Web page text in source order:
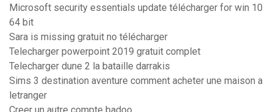
Microsoft security essentials update télécharger for win 10
64 bit
Sara is missing gratuit no télécharger
Telecharger powerpoint 2019 gratuit complet
Telecharger dune 2 la bataille darrakis
Sims 3 destination aventure comment acheter une maison a
letranger